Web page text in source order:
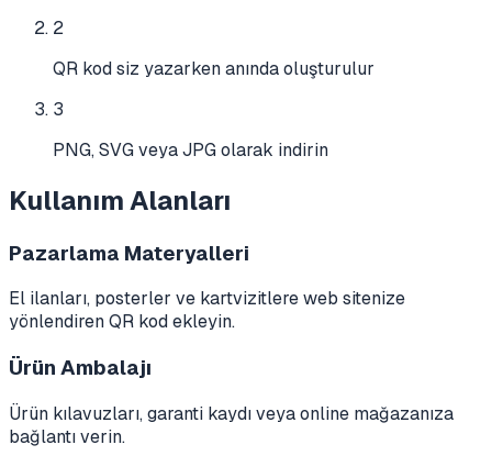
2
QR kod siz yazarken anında oluşturulur
3
PNG, SVG veya JPG olarak indirin
Kullanım Alanları
Pazarlama Materyalleri
El ilanları, posterler ve kartvizitlere web sitenize
yönlendiren QR kod ekleyin.
Ürün Ambalajı
Ürün kılavuzları, garanti kaydı veya online mağazanıza
bağlantı verin.